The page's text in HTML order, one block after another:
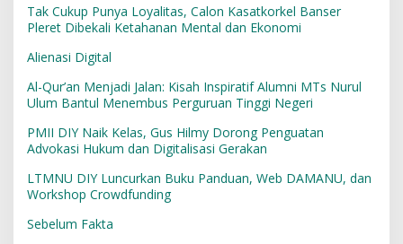
Tak Cukup Punya Loyalitas, Calon Kasatkorkel Banser
Pleret Dibekali Ketahanan Mental dan Ekonomi
Alienasi Digital
Al-Qur’an Menjadi Jalan: Kisah Inspiratif Alumni MTs Nurul
Ulum Bantul Menembus Perguruan Tinggi Negeri
PMII DIY Naik Kelas, Gus Hilmy Dorong Penguatan
Advokasi Hukum dan Digitalisasi Gerakan
LTMNU DIY Luncurkan Buku Panduan, Web DAMANU, dan
Workshop Crowdfunding
Sebelum Fakta